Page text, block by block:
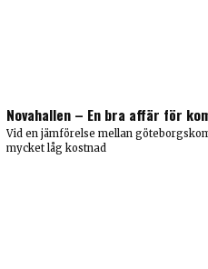
Novahallen – En bra affär för
Vid en jämförelse mellan
mycket låg kostnad